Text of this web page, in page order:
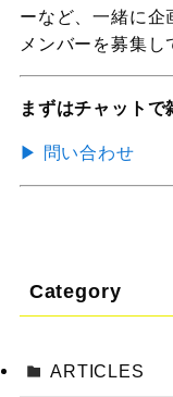
ーなど、一緒に企
メンバーを募集し
まずはチャットで
▶︎ 問い合わせ
Category
ARTICLES